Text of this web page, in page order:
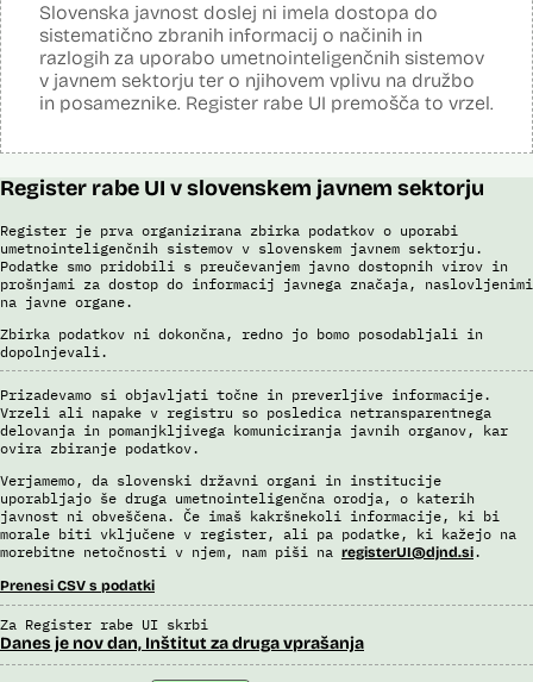
Slovenska javnost doslej ni imela dostopa do
sistematično zbranih informacij o načinih in
razlogih za uporabo umetnointeligenčnih sistemov
v javnem sektorju ter o njihovem vplivu na družbo
in posameznike. Register rabe UI premošča to vrzel.
Register rabe UI v slovenskem javnem sektorju
Register je prva organizirana zbirka podatkov o uporabi
umetnointeligenčnih sistemov v slovenskem javnem sektorju.
Podatke smo pridobili s preučevanjem javno dostopnih virov in
prošnjami za dostop do informacij javnega značaja, naslovljenimi
na javne organe.
Zbirka podatkov ni dokončna, redno jo bomo posodabljali in
dopolnjevali.
Prizadevamo si objavljati točne in preverljive informacije.
Vrzeli ali napake v registru so posledica netransparentnega
delovanja in pomanjkljivega komuniciranja javnih organov, kar
ovira zbiranje podatkov.
Verjamemo, da slovenski državni organi in institucije
uporabljajo še druga umetnointeligenčna orodja, o katerih
javnost ni obveščena. Če imaš kakršnekoli informacije, ki bi
morale biti vključene v register, ali pa podatke, ki kažejo na
morebitne netočnosti v njem, nam piši na registerUI@djnd.si.
Prenesi CSV s podatki
Za Register rabe UI skrbi
Danes je nov dan, Inštitut za druga vprašanja